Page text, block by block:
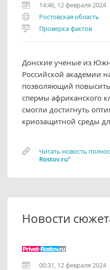
14:46, 12 февраля 2024
Ростовская область
Проверка фактов
Донские ученые из
Российской академии
позволяющий
спермы африканского
смогли достигнуть
криозащитной среды
Читать новость
Rostov.ru"
Новости
00:31, 12 февраля 2024